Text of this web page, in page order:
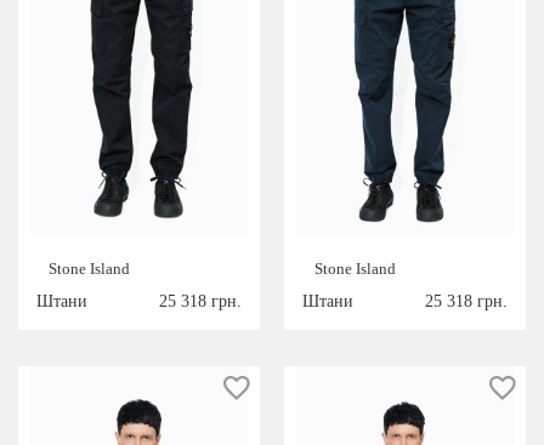
Stone Island
Штани
25 318 грн.
Stone Island
Штани
25 318 грн.